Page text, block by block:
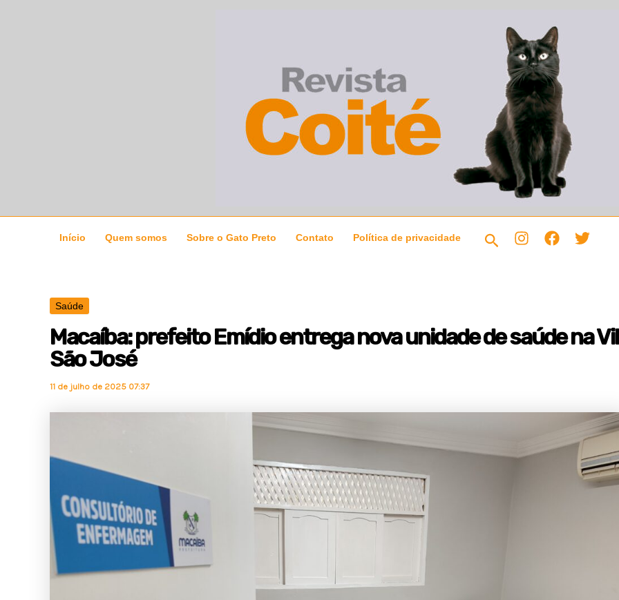
Início Quem somos Sobre o Gato Preto Contato Política de privacidade Pesquisar
Saúde
Macaíba: prefeito Emídio entrega nova unidade de saúde na
São José
11 de julho de 2025 07:37